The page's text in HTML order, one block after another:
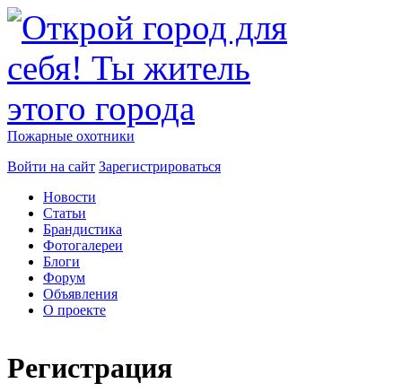
Пожарные охотники
Войти на сайт Зарегистрироваться
Новости
Статьи
Брандистика
Фотогалереи
Блоги
Форум
Объявления
О проекте
Регистрация